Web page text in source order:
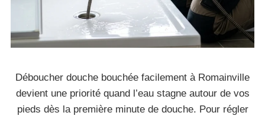
Déboucher douche bouchée facilement à Romainville
devient une priorité quand l’eau stagne autour de vos
pieds dès la première minute de douche. Pour régler